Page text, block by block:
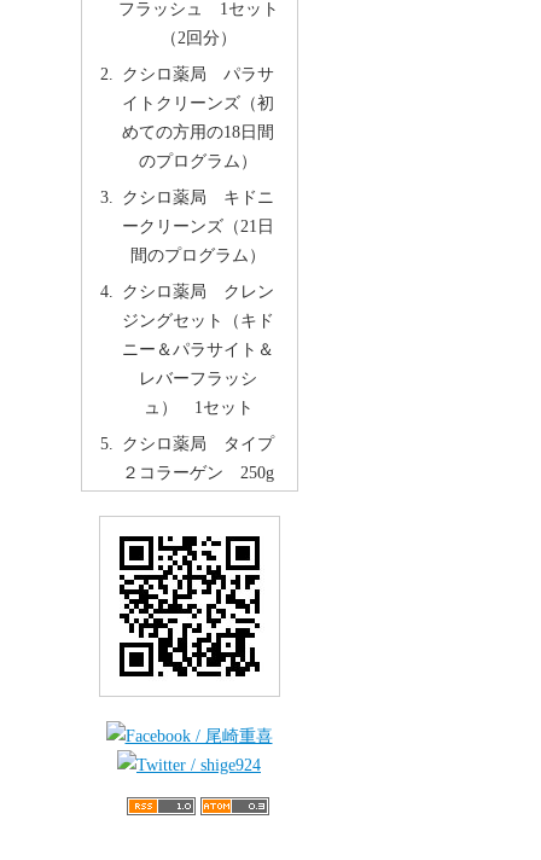
フラッシュ 1セット
（2回分）
クシロ薬局 パラサ
イトクリーンズ（初
めての方用の18日間
のプログラム）
クシロ薬局 キドニ
ークリーンズ（21日
間のプログラム）
クシロ薬局 クレン
ジングセット（キド
ニー＆パラサイト＆
レバーフラッシ
ュ） 1セット
クシロ薬局 タイプ
２コラーゲン 250g